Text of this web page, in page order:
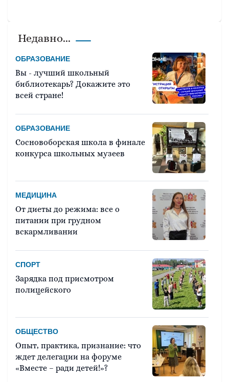
Недавно...
ОБРАЗОВАНИЕ
Вы - лучший школьный
библиотекарь? Докажите это
всей стране!
ОБРАЗОВАНИЕ
Сосновоборская школа в финале
конкурса школьных музеев
МЕДИЦИНА
От диеты до режима: все о
питании при грудном
вскармливании
СПОРТ
Зарядка под присмотром
полицейского
ОБЩЕСТВО
Опыт, практика, признание: что
ждет делегации на форуме
«Вместе – ради детей!»?